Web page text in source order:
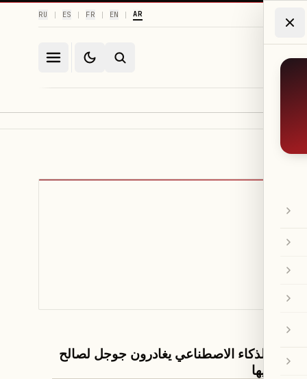
AR
|
EN
|
FR
|
ES
|
RU
الذكاء الإصطناعي
باحثو الذكاء الاصطناعي يغادرون جوجل لصالح
منافسيها